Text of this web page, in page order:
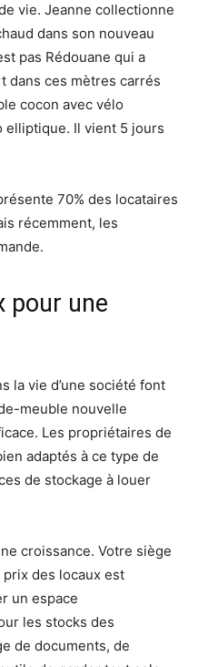
vie. Jeanne collectionne
dans son nouveau
pas Rédouane qui a
dans ces mètres carrés
cocon avec vélo
elliptique. Il vient 5 jours
70% des locataires
récemment, les
pour une
la vie d’une société font
meuble nouvelle
Les propriétaires de
adaptés à ce type de
de stockage à louer
croissance. Votre siège
des locaux est
un espace
les stocks des
de documents, de